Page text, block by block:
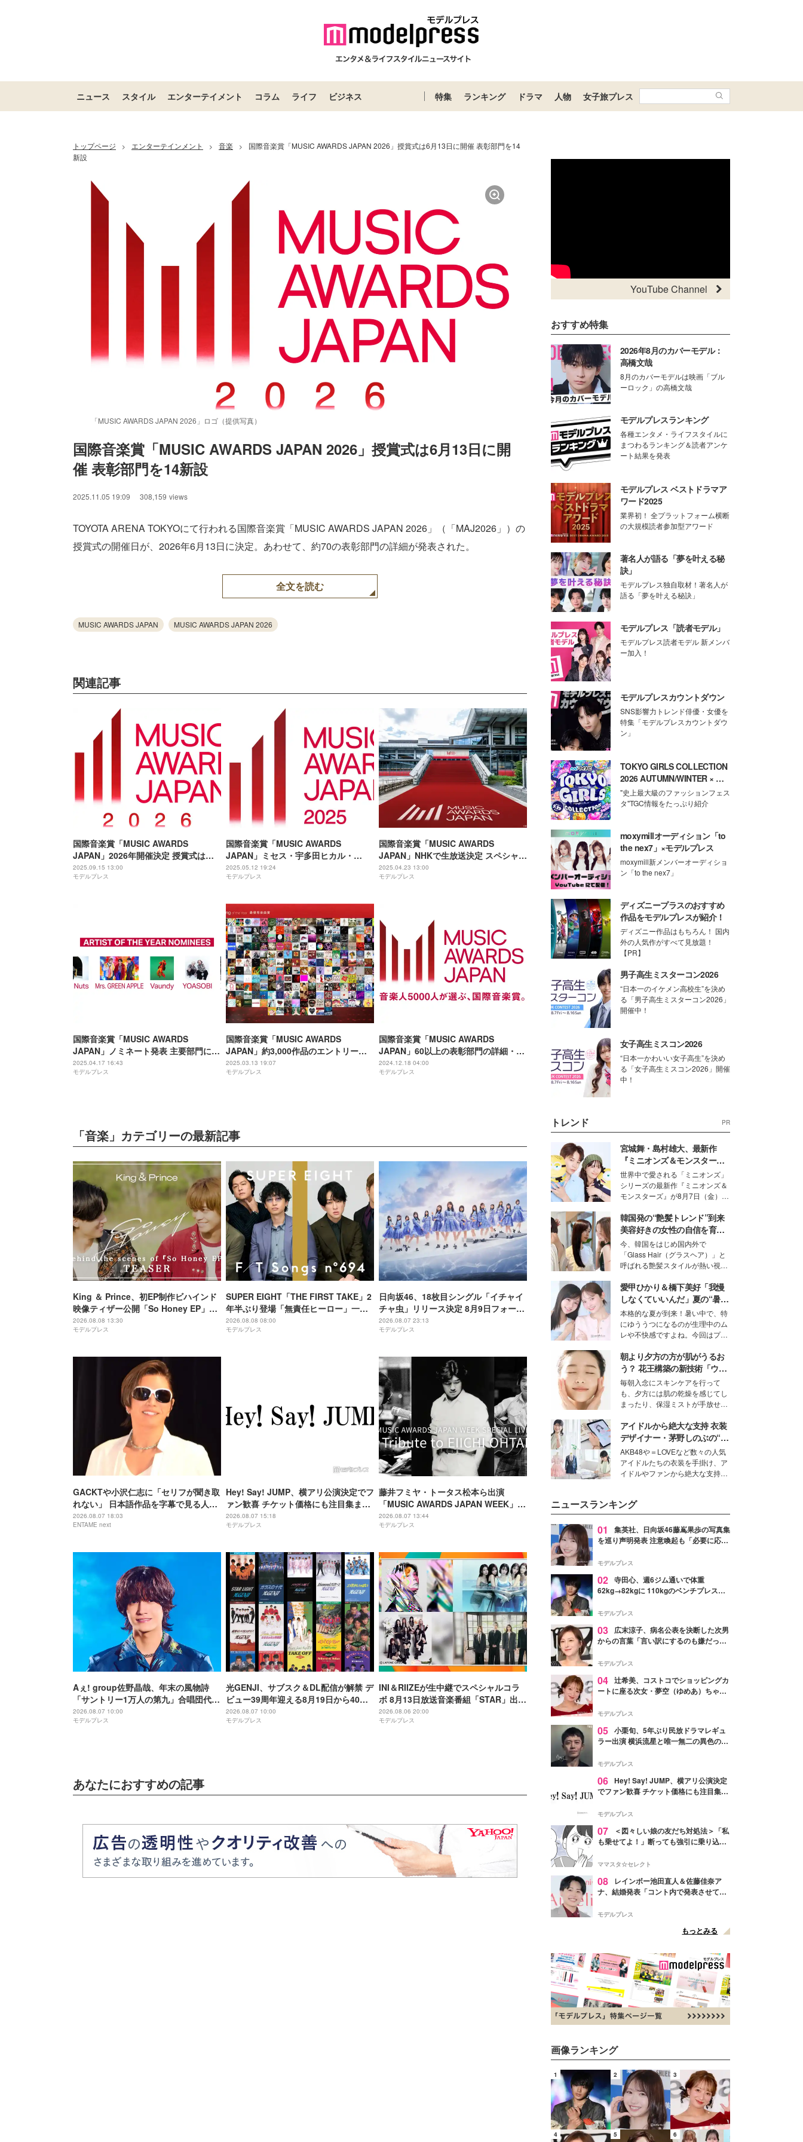
ニュース スタイル エンターテイメント コラム ライフ ビジネス 特集 ランキング ドラマ 人物 女子旅プレス
トップページ > エンターテインメント > 音楽 >
国際音楽賞「MUSIC AWARDS JAPAN 2026」授賞式は6月13日に開催 表彰部門を14
新設
「MUSIC AWARDS JAPAN 2026」ロゴ（提供写真）
国際音楽賞「MUSIC AWARDS JAPAN 2026」授賞式は6月13日に開
催 表彰部門を14新設
2025.11.05 19:09 308,159 views
TOYOTA ARENA TOKYOにて行われる国際音楽賞「MUSIC AWARDS JAPAN 2026」（「MAJ2026」）の
授賞式の開催日が、2026年6月13日に決定。あわせて、約70の表彰部門の詳細が発表された。
全文を読む
MUSIC AWARDS JAPAN MUSIC AWARDS JAPAN 2026
関連記事
国際音楽賞「MUSIC AWARDS
JAPAN」2026年開催決定 授賞式は
TOYOTA ARENA TOKYOにて実施
2025.09.15 13:00
モデルプレス
国際音楽賞「MUSIC AWARDS
JAPAN」ミセス・宇多田ヒカル・
YOASOBIら8組、パフォーマンス決定
2025.05.12 19:24
モデルプレス
国際音楽賞「MUSIC AWARDS
JAPAN」NHKで生放送決定 スペシャル
パフォーマンスも披露
2025.04.23 13:00
モデルプレス
国際音楽賞「MUSIC AWARDS
JAPAN」ノミネート発表 主要部門にミ
セス・YOASOBIら【各部門5作品一
覧】
2025.04.17 16:43
モデルプレス
国際音楽賞「MUSIC AWARDS
JAPAN」約3,000作品のエントリー作
品発表 シンボルアーティストも決定
2025.03.13 19:07
モデルプレス
国際音楽賞「MUSIC AWARDS
JAPAN」60以上の表彰部門の詳細・投
票方法など発表
2024.12.18 04:00
モデルプレス
「音楽」カテゴリーの最新記事
King ＆ Prince、初EP制作ビハインド
映像ティザー公開「So Honey EP」初
回限定盤B収録
2026.08.08 13:30
モデルプレス
SUPER EIGHT「THE FIRST TAKE」2
年半ぶり登場「無責任ヒーロー」一発
撮り 令和8年8月8日公開・THEイナズ
マ戦隊と特別パフォーマンス
2026.08.08 08:00
モデルプレス
日向坂46、18枚目シングル「イチャイ
チャ虫」リリース決定 8月9日フォーメ
ーション発表へ
2026.08.07 23:13
モデルプレス
GACKTや小沢仁志に「セリフが聞き取
れない」 日本語作品を字幕で見る人が
増えている背景
2026.08.07 18:03
ENTAME next
Hey! Say! JUMP、横アリ公演決定でフ
ァン歓喜 チケット価格にも注目集まる
「激アツ」「平成に戻ったみたい」
2026.08.07 15:18
モデルプレス
藤井フミヤ・トータス松本ら出演
「MUSIC AWARDS JAPAN WEEK」人
気2公演、Leminoで配信決定
2026.08.07 13:44
モデルプレス
Aぇ! group佐野晶哉、年末の風物詩
「サントリー1万人の第九」合唱団代表
に就任 3か月のレッスン経て本番に臨
む
2026.08.07 10:00
モデルプレス
光GENJI、サブスク＆DL配信が解禁 デ
ビュー39周年迎える8月19日から40周
年まで1年かけてリリース当時の日付に
順次配信予定
2026.08.07 10:00
モデルプレス
INI＆RIIZEが生中継でスペシャルコラ
ボ 8月13日放送音楽番組「STAR」出演
アーティスト発表
2026.08.06 20:00
モデルプレス
あなたにおすすめの記事
YouTube Channel
おすすめ特集
2026年8月のカバーモデル：
高橋文哉
8月のカバーモデルは映画「ブル
ーロック」の高橋文哉
モデルプレスランキング
各種エンタメ・ライフスタイルに
まつわるランキング＆読者アンケ
ート結果を発表
モデルプレス ベストドラマア
ワード2025
業界初！ 全プラットフォーム横断
の大規模読者参加型アワード
著名人が語る「夢を叶える秘
訣」
モデルプレス独自取材！著名人が
語る「夢を叶える秘訣」
モデルプレス「読者モデル」
モデルプレス読者モデル 新メンバ
ー加入！
モデルプレスカウントダウン
SNS影響力トレンド俳優・女優を
特集「モデルプレスカウントダウ
ン」
TOKYO GIRLS COLLECTION
2026 AUTUMN/WINTER × モ
デルプレス
"史上最大級のファッションフェス
タ"TGC情報をたっぷり紹介
moxymillオーディション「to
the nex7」×モデルプレス
moxymill新メンバーオーディショ
ン「to the nex7」
ディズニープラスのおすすめ
作品をモデルプレスが紹介！
ディズニー作品はもちろん！ 国内
外の人気作がすべて見放題！
【PR】
男子高生ミスターコン2026
“日本一のイケメン高校生”を決め
る「男子高生ミスターコン2026」
開催中！
女子高生ミスコン2026
“日本一かわいい女子高生”を決め
る「女子高生ミスコン2026」開催
中！
トレンド PR
宮城舞・島村雄大、最新作
『ミニオンズ＆モンスター
ズ』の魅力熱弁 ハチャメチャ
だけじゃない“友情と絆”に感
動
世界中で愛される「ミニオンズ」
シリーズの最新作『ミニオンズ＆
モンスターズ』が8月7日（金）に
ニオン好き”という共通点を持つモ
デルの宮城舞と島村雄大の特別対
談をお届け！それぞれの視点か
ら、今作ならではの魅力や予想外
の感動をもたらす奥深いストーリ
ーについて熱く語り合ってもらっ
た。
韓国発の“艶髪トレンド”到来
美容好きの女性の自信を育む
「ヘアケア事情」って？
今、韓国をはじめ国内外で
「Glass Hair（グラスヘア）」と
呼ばれる艶髪スタイルが熱い視線
ションの完成度を高めるベースと
して、“髪そのものの美しさ”に改
めて注目する人が増えている様
子。今回は、そんな憧れの艶やか
な髪を日常で叶える、美容好きの
女性たちのヘアケア事情を紹介し
ます。
愛甲ひかり＆橋下美好「我慢
しなくていいんだ」夏の“暑さ
対策”の新しい選択肢とは？
本格的な夏が到来！暑い中で、特
にゆううつになるのが生理中のム
レや不快感ですよね。今回はプラ
モデル・愛甲ひかりさんと橋下美
好さんを迎えて本音で女子会トー
ク。猛暑のお出かけを快適に過ご
すヒントや、2人が感動した夏の
生理の新常識にも迫りました。
朝より夕方の方が肌がうるお
う？ 花王構築の新技術「ウォ
ーターキャプチャリングスキ
ン（捕水肌）」がスキンケア
の常識を変える予感
毎朝入念にスキンケアを行って
も、夕方には肌の乾燥を感じてし
まったり、保湿ミストが手放せな
な美容の常識を大きく変える可能
性を秘めた、革新的な「Water
Capturing Skin（ウォーターキャ
プチャリングスキン：捕水肌）」
技術を、花王が構築した。
アイドルから絶大な支持 衣装
デザイナー・茅野しのぶの“可
愛い”を作る美学＜「シチズン
クロスシー」インタビュー＞
AKB48や＝LOVEなど数々の人気
アイドルたちの衣装を手掛け、ア
イドルやファンから絶大な支持を
ター・茅野しのぶ。一人ひとりの
個性に寄り添い、魅力を引き出す
衣装作りは、多くの女性たちに勇
気と自信を与え続けている。
ニュースランキング
01
集英社、日向坂46藤嶌果歩の写真集
を巡り声明発表 注意喚起も「必要に応じ
モデルプレス
02 寺田心、週6ジム通いで体重
62kg→82kgに 110kgのベンチプレス持
「かっこいい」と反響
モデルプレス
03
広末涼子、病名公表を決断した次男
からの言葉「言い訳にするのも嫌だっ
モデルプレス
04 辻希美、コストコでショッピングカ
ートに座る次女・夢空（ゆめあ）ちゃん
ぎ」「成長を感じる」の声
モデルプレス
05 小栗旬、5年ぶり民放ドラマレギュ
ラー出演 横浜流星と唯一無二の異色のバ
モデルプレス
06 Hey! Say! JUMP、横アリ公演決定
でファン歓喜 チケット価格にも注目集ま
モデルプレス
07
＜図々しい娘の友だち対処法＞「私
も乗せてよ！」断っても強引に乗り込ん
ママスタ☆セレクト
08
レインボー池田直人＆佐藤佳奈ア
ナ、結婚発表「コント内で発表させてい
点変更のため
モデルプレス
もっとみる
画像ランキング
1 2 3
4 5 6